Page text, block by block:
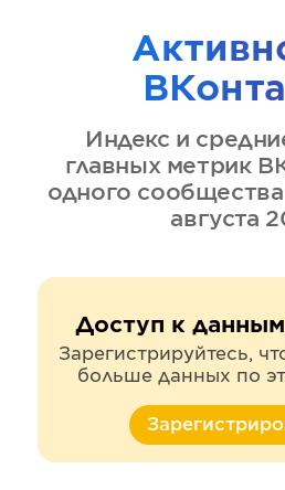
Индекс и
главных метрик
одного сообщества
августа
Доступ к
Зарегистрируйтесь,
больше данных по